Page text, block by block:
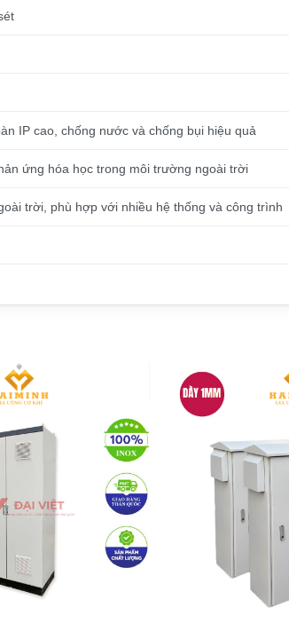
IP cao, chống nước và chống bụi hiệu quả
ứng hóa học trong môi trường ngoài trời
trời, phù hợp với nhiều hệ thống và công trình